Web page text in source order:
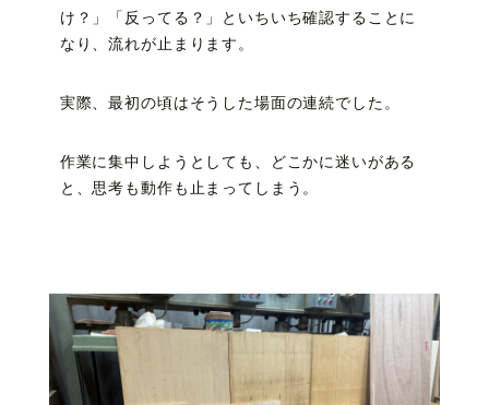
け？」「反ってる？」といちいち確認することに
なり、流れが止まります。
実際、最初の頃はそうした場面の連続でした。
作業に集中しようとしても、どこかに迷いがある
と、思考も動作も止まってしまう。